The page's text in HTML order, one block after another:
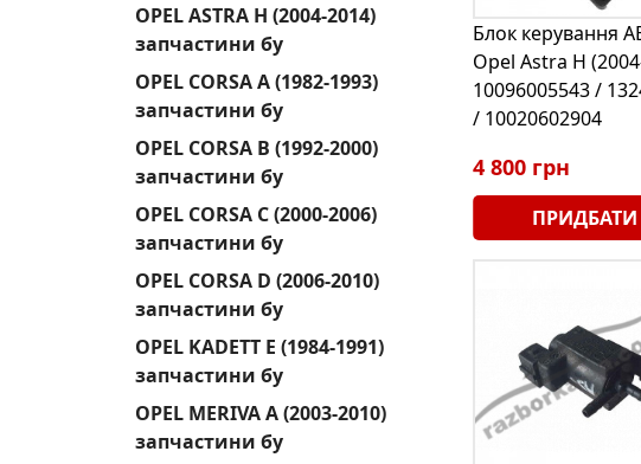
OPEL ASTRA H (2004-2014)
запчастини бу
OPEL CORSA A (1982-1993)
запчастини бу
OPEL CORSA B (1992-2000)
запчастини бу
OPEL CORSA C (2000-2006)
запчастини бу
OPEL CORSA D (2006-2010)
запчастини бу
OPEL KADETT E (1984-1991)
запчастини бу
OPEL MERIVA A (2003-2010)
запчастини бу
Блок керування
Opel Astra H
10096005543 /
/ 10020602904
4 800 грн
ПРИДБАТИ